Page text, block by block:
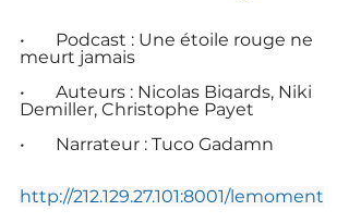
•       Podcast : Une étoile rouge ne
meurt jamais
•       Auteurs : Nicolas Bigards, Niki
Demiller, Christophe Payet
•       Narrateur : Tuco Gadamn
http://212.129.27.101:8001/lemoment